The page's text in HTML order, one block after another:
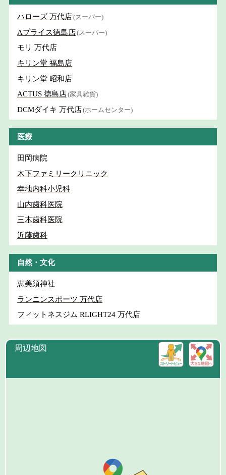
ハローズ 万代店(スーパー)
Aプライス徳島店(スーパー)
モリ 万代店
キリン堂 福島店
キリン堂 昭和店
ACTUS 徳島店(家具雑貨)
DCMダイキ 万代店(ホームセンター)
医療
田岡病院
木下ファミリークリニック
幸地内科小児科
山内歯科医院
三木歯科医院
近藤歯科
自然・文化
恵美須神社
ランニンスポーツ 万代店
フィットネスジム RLIGHT24 万代店
周辺地図